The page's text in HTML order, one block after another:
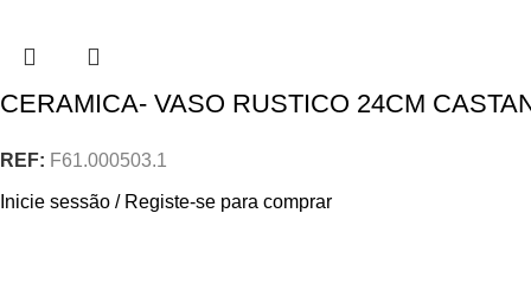
CERAMICA- VASO RUSTICO 24CM
REF: F61.000503.1
Inicie sessão / Registe-se para comprar